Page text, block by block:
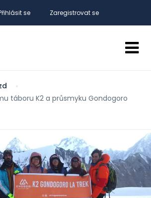
se Zaregistrovat se
táboru K2 a průsmyku Gondogoro